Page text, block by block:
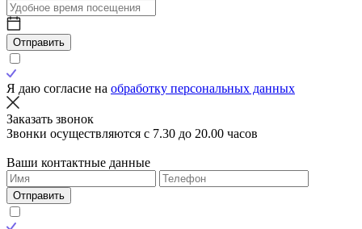
Отправить
Я даю согласие на обработку персональных данных
Заказать звонок
Звонки осуществляются с 7.30 до 20.00 часов
Ваши контактные данные
Отправить